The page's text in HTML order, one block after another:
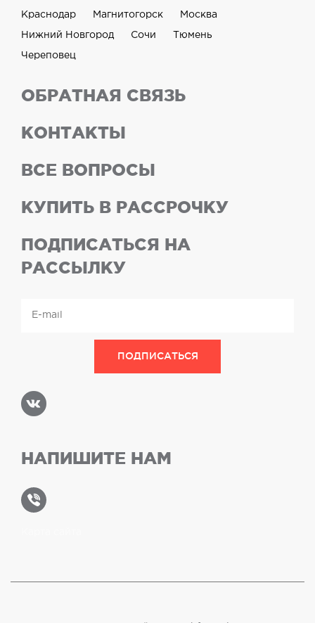
Краснодар Магнитогорск Москва
Нижний Новгород Сочи Тюмень
Череповец
ОБРАТНАЯ СВЯЗЬ
КОНТАКТЫ
ВСЕ ВОПРОСЫ
КУПИТЬ В РАССРОЧКУ
ПОДПИСАТЬСЯ НА
РАССЫЛКУ
НАПИШИТЕ НАМ